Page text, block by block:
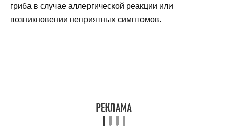
гриба в случае аллергической реакции или
возникновении неприятных симптомов.